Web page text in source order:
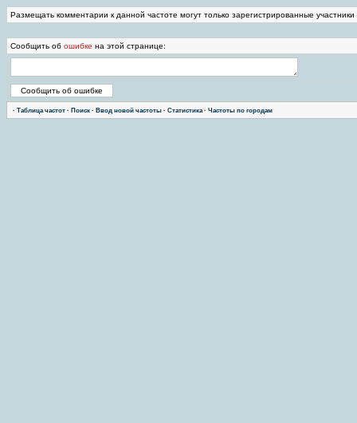
Размещать комментарии к данной частоте могут только зарегистрированные
Сообщить об ошибке на этой странице:
· Таблица частот · Поиск · Ввод новой частоты · Статистика· Частоты по городам